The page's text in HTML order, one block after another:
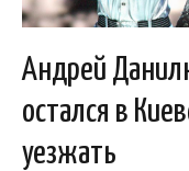
Андрей
остался в
уезжать